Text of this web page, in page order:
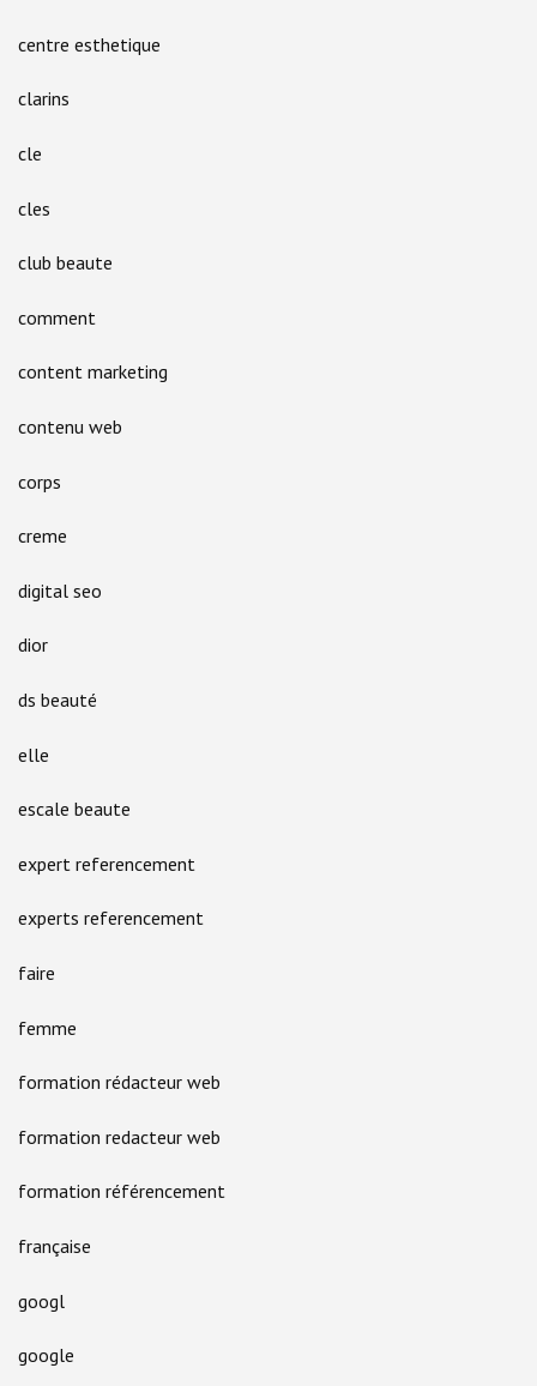
centre esthetique
clarins
cle
cles
club beaute
comment
content marketing
contenu web
corps
creme
digital seo
dior
ds beauté
elle
escale beaute
expert referencement
experts referencement
faire
femme
formation rédacteur web
formation redacteur web
formation référencement
française
googl
google